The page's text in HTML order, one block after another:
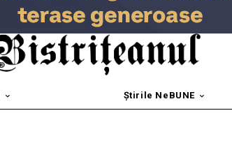
Știrile NeBUNE